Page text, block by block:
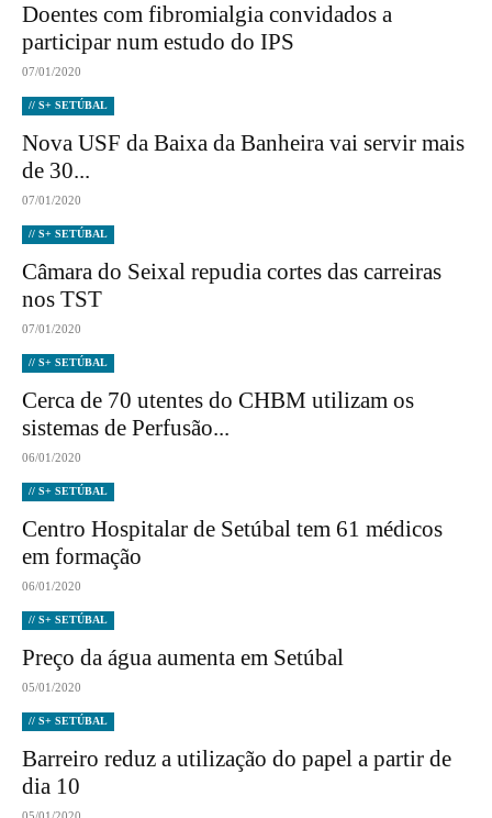
Doentes com fibromialgia convidados a
participar num estudo do IPS
07/01/2020
// S+ SETÚBAL
Nova USF da Baixa da Banheira vai servir mais
de 30...
07/01/2020
// S+ SETÚBAL
Câmara do Seixal repudia cortes das carreiras
nos TST
07/01/2020
// S+ SETÚBAL
Cerca de 70 utentes do CHBM utilizam os
sistemas de Perfusão...
06/01/2020
// S+ SETÚBAL
Centro Hospitalar de Setúbal tem 61 médicos
em formação
06/01/2020
// S+ SETÚBAL
Preço da água aumenta em Setúbal
05/01/2020
// S+ SETÚBAL
Barreiro reduz a utilização do papel a partir de
dia 10